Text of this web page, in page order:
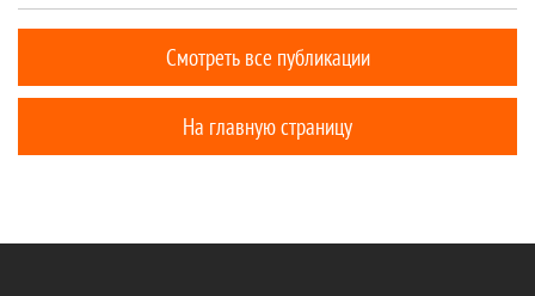
Смотреть все публикации
На главную страницу